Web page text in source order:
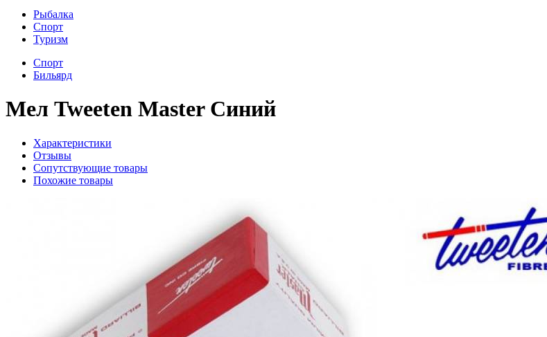
Рыбалка
Спорт
Туризм
Спорт
Бильярд
Мел Tweeten Master Синий
Характеристики
Отзывы
Сопутствующие товары
Похожие товары